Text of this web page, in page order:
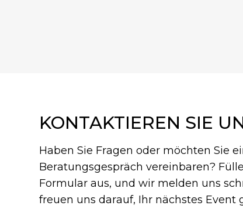
KONTAKTIEREN SIE
Haben Sie Fragen oder möchten Sie
Beratungsgespräch vereinbaren?
Formular aus, und wir melden uns
freuen uns darauf, Ihr nächstes Event